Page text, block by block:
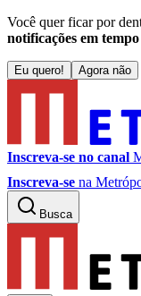
Você quer ficar por
notificações em
Eu quero! Agora não
Inscreva-se no canal
Inscreva-se na
Busca